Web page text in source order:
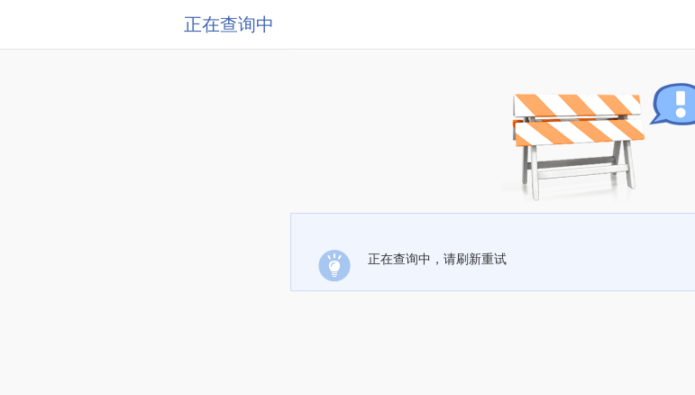
正在查询中
正在查询中，请刷新重试